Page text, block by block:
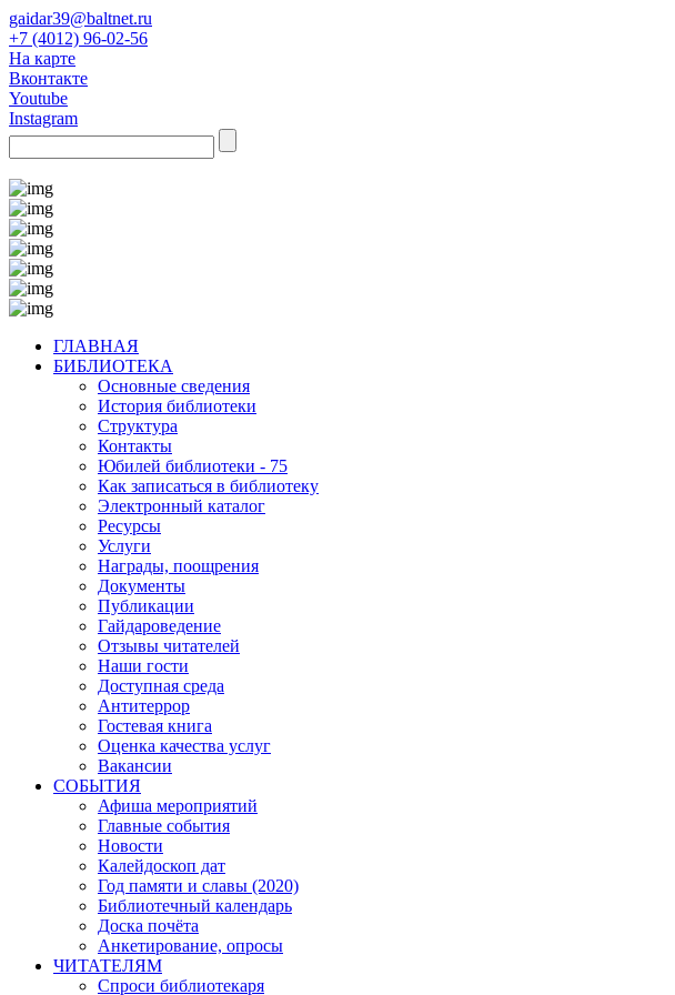
gaidar39@baltnet.ru
+7 (4012) 96-02-56
На карте
Вконтакте
Youtube
Instagram
ГЛАВНАЯ
БИБЛИОТЕКА
Основные сведения
История библиотеки
Структура
Контакты
Юбилей библиотеки - 75
Как записаться в библиотеку
Электронный каталог
Ресурсы
Услуги
Награды, поощрения
Документы
Публикации
Гайдароведение
Отзывы читателей
Наши гости
Доступная среда
Антитеррор
Гостевая книга
Оценка качества услуг
Вакансии
СОБЫТИЯ
Афиша мероприятий
Главные события
Новости
Калейдоскоп дат
Год памяти и славы (2020)
Библиотечный календарь
Доска почёта
Анкетирование, опросы
ЧИТАТЕЛЯМ
Спроси библиотекаря